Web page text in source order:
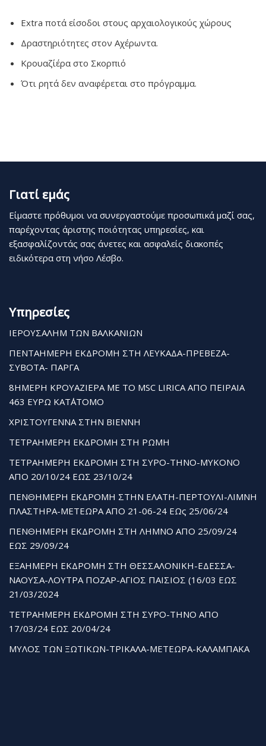
Εxtra ποτά είσοδοι στους αρχαιολογικούς χώρους
Δραστηριότητες στον Αχέρωντα.
Κρουαζίέρα στο Σκορπιό
Ότι ρητά δεν αναφέρεται στο πρόγραμμα.
Γιατί εμάς
Είμαστε πρόθυμοι να συνεργαστούμε προσωπικά μαζί σας,
παρέχοντας άριστης ποιότητας υπηρεσίες, και
εξασφαλίζοντάς σας άνετες και ασφαλείς διακοπές
ειδικότερα στη νήσο Λέσβο.
Υπηρεσίες
ΙΕΡΟΥΣΑΛΗΜ ΤΩΝ ΒΑΛΚΑΝΙΩΝ
ΠΕΝΤΑΗΜΕΡΗ ΕΚΔΡΟΜΗ ΣΤΗ ΛΕΥΚΑΔΑ-ΠΡΕΒΕΖΑ-
ΣΥΒΟΤΑ- ΠΑΡΓΑ
8ΗΜΕΡΗ ΚΡΟΥΑΖΙΕΡΑ ΜΕ ΤΟ MSC LIRICA ΑΠΟ ΠΕΙΡΑΙΑ
463 ΕΥΡΩ ΚΑΤ΄ΑΤΟΜΟ
ΧΡΙΣΤΟΥΓΕΝΝΑ ΣΤΗΝ ΒΙΕΝΝΗ
ΤΕΤΡΑΗΜΕΡΗ ΕΚΔΡΟΜΗ ΣΤΗ ΡΩΜΗ
ΤΕΤΡΑΗΜΕΡΗ ΕΚΔΡΟΜΗ ΣΤΗ ΣΥΡΟ-ΤΗΝΟ-ΜΥΚΟΝΟ
ΑΠΟ 20/10/24 ΕΩΣ 23/10/24
ΠΕΝΘΗΜΕΡΗ ΕΚΔΡΟΜΗ ΣΤΗΝ ΕΛΑΤΗ-ΠΕΡΤΟΥΛΙ-ΛΙΜΝΗ
ΠΛΑΣΤΗΡΑ-ΜΕΤΕΩΡΑ ΑΠΟ 21-06-24 ΕΩς 25/06/24
ΠΕΝΘΗΜΕΡΗ ΕΚΔΡΟΜΗ ΣΤΗ ΛΗΜΝΟ ΑΠΟ 25/09/24
ΕΩΣ 29/09/24
ΕΞΑΗΜΕΡΗ ΕΚΔΡΟΜΗ ΣΤΗ ΘΕΣΣΑΛΟΝΙΚΗ-ΕΔΕΣΣΑ-
ΝΑΟΥΣΑ-ΛΟΥΤΡΑ ΠΟΖΑΡ-ΑΓΙΟΣ ΠΑΙΣΙΟΣ (16/03 ΕΩΣ
21/03/2024
ΤΕΤΡΑΗΜΕΡΗ ΕΚΔΡΟΜΗ ΣΤΗ ΣΥΡΟ-ΤΗΝΟ ΑΠΟ
17/03/24 ΕΩΣ 20/04/24
ΜΥΛΟΣ ΤΩΝ ΞΩΤΙΚΩΝ-ΤΡΙΚΑΛΑ-ΜΕΤΕΩΡΑ-ΚΑΛΑΜΠΑΚΑ